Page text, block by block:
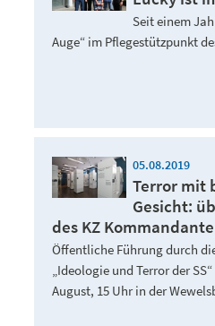
Seit einem
Auge“ im Pflegestützpunkt
05.08.2019
Terror mit
Gesicht:
des KZ
Öffentliche Führung durch
„Ideologie und Terror der
August, 15 Uhr in der